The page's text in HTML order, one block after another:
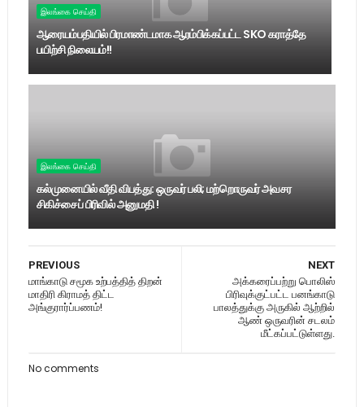
இலங்கை செய்தி
ஆரையம்பதியில் பிரமாண்டமாக ஆரம்பிக்கப்பட்ட SKO கராத்தே
பயிற்சி நிலையம்!!
இலங்கை செய்தி
கல்முனையில் வீதி விபத்து: ஒருவர் பலி; மற்றொருவர் அவசர
சிகிச்சைப் பிரிவில் அனுமதி !
NEXT
அக்கரைப்பற்று பொலிஸ்
பிரிவுக்குட்பட்ட பனங்காடு
பாலத்துக்கு அருகில் ஆற்றில்
ஆண் ஒருவரின் சடலம்
மீட்கப்பட்டுள்ளது.
PREVIOUS
மாங்காடு சமூக உற்பத்தித் திறன்
மாதிரி கிராமத் திட்ட
அங்குரார்ப்பணம்!
No comments